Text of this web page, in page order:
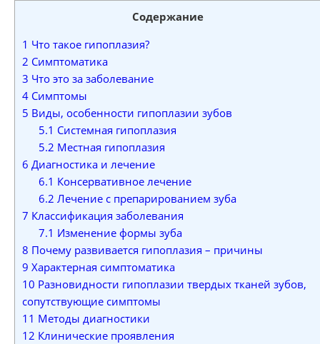
Содержание
1 Что такое гипоплазия?
2 Симптоматика
3 Что это за заболевание
4 Симптомы
5 Виды, особенности гипоплазии зубов
5.1 Системная гипоплазия
5.2 Местная гипоплазия
6 Диагностика и лечение
6.1 Консервативное лечение
6.2 Лечение с препарированием зуба
7 Классификация заболевания
7.1 Изменение формы зуба
8 Почему развивается гипоплазия – причины
9 Характерная симптоматика
10 Разновидности гипоплазии твердых тканей зубов,
сопутствующие симптомы
11 Методы диагностики
12 Клинические проявления